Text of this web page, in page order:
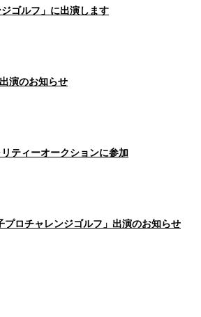
ゴルフ」に出演します
演のお知らせ
ティーオークションに参加
プロチャレンジゴルフ」出演のお知らせ